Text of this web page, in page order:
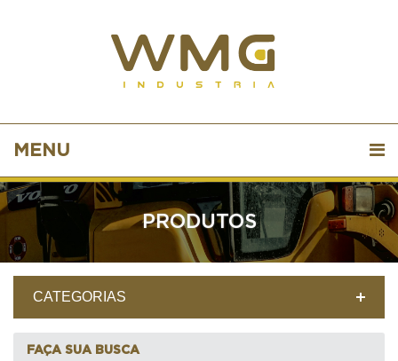
MENU
PRODUTOS
CATEGORIAS
FAÇA SUA BUSCA